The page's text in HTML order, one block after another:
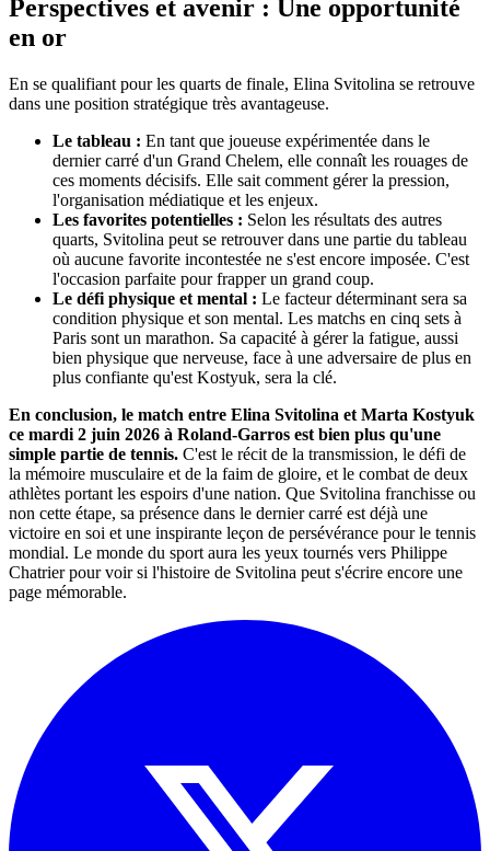
Perspectives et avenir : Une opportunité
en or
En se qualifiant pour les quarts de finale, Elina Svitolina se retrouve
dans une position stratégique très avantageuse.
Le tableau : En tant que joueuse expérimentée dans le
dernier carré d'un Grand Chelem, elle connaît les rouages de
ces moments décisifs. Elle sait comment gérer la pression,
l'organisation médiatique et les enjeux.
Les favorites potentielles : Selon les résultats des autres
quarts, Svitolina peut se retrouver dans une partie du tableau
où aucune favorite incontestée ne s'est encore imposée. C'est
l'occasion parfaite pour frapper un grand coup.
Le défi physique et mental : Le facteur déterminant sera sa
condition physique et son mental. Les matchs en cinq sets à
Paris sont un marathon. Sa capacité à gérer la fatigue, aussi
bien physique que nerveuse, face à une adversaire de plus en
plus confiante qu'est Kostyuk, sera la clé.
En conclusion, le match entre Elina Svitolina et Marta Kostyuk
ce mardi 2 juin 2026 à Roland-Garros est bien plus qu'une
simple partie de tennis. C'est le récit de la transmission, le défi de
la mémoire musculaire et de la faim de gloire, et le combat de deux
athlètes portant les espoirs d'une nation. Que Svitolina franchisse ou
non cette étape, sa présence dans le dernier carré est déjà une
victoire en soi et une inspirante leçon de persévérance pour le tennis
mondial. Le monde du sport aura les yeux tournés vers Philippe
Chatrier pour voir si l'histoire de Svitolina peut s'écrire encore une
page mémorable.